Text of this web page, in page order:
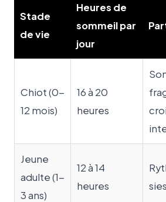
Stade
de vie
Heures de
sommeil par
jour
Chiot (0-
12 mois)
16 à 20
heures
Jeune
adulte (1-
3 ans)
12 à 14
heures